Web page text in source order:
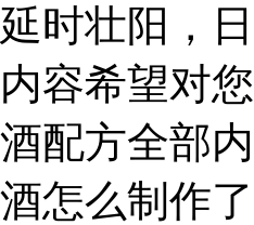
延时壮阳，
内容希望对
酒配方全部
酒怎么制作